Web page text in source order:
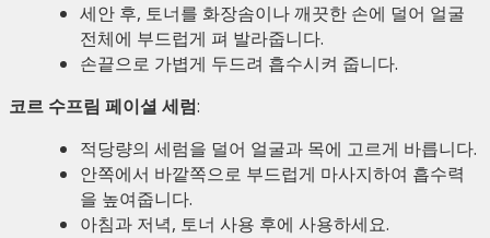
세안 후, 토너를 화장솜이나 깨끗한 손에 덜어 얼굴
전체에 부드럽게 펴 발라줍니다.
손끝으로 가볍게 두드려 흡수시켜 줍니다.
코르 수프림 페이셜 세럼:
적당량의 세럼을 덜어 얼굴과 목에 고르게 바릅니다.
안쪽에서 바깥쪽으로 부드럽게 마사지하여 흡수력
을 높여줍니다.
아침과 저녁, 토너 사용 후에 사용하세요.